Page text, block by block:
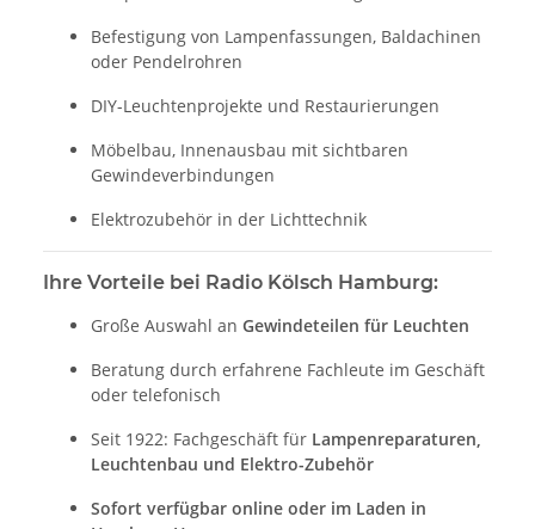
Befestigung von Lampenfassungen, Baldachinen
oder Pendelrohren
DIY-Leuchtenprojekte und Restaurierungen
Möbelbau, Innenausbau mit sichtbaren
Gewindeverbindungen
Elektrozubehör in der Lichttechnik
Ihre Vorteile bei Radio Kölsch Hamburg:
Große Auswahl an Gewindeteilen für Leuchten
Beratung durch erfahrene Fachleute im Geschäft
oder telefonisch
Seit 1922: Fachgeschäft für Lampenreparaturen,
Leuchtenbau und Elektro-Zubehör
Sofort verfügbar online oder im Laden in